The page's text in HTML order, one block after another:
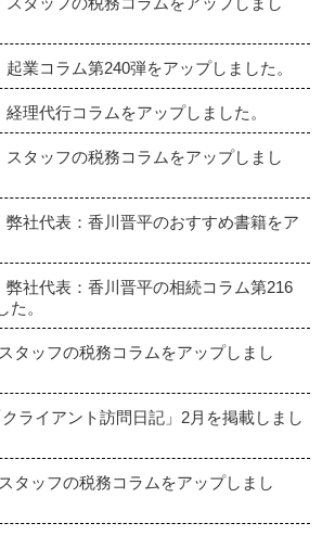
業コラム第240弾をアップしました。
理代行コラムをアップしました。
タッフの税務コラムをアップしまし
社代表：香川晋平のおすすめ書籍をア
社代表：香川晋平の相続コラム第216
た。
タッフの税務コラムをアップしまし
ライアント訪問日記」2月を掲載しまし
タッフの税務コラムをアップしまし